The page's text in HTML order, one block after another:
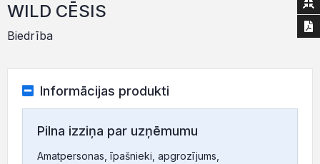
WILD CĒSIS
Biedrība
Informācijas produkti
Pilna izziņa par uzņēmumu
Amatpersonas, īpašnieki, apgrozījums,